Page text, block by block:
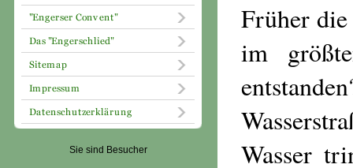
Sie sind Besucher
Früher
im
Wasser